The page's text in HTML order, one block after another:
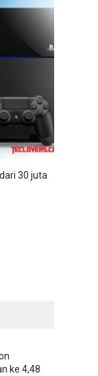
30 juta
ke 4,48